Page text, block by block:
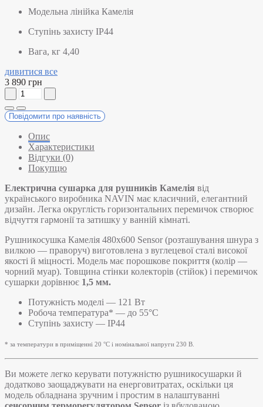
Модельна лінійка Камелія
Ступінь захисту IP44
Вага, кг 4,40
дивитися все
3 890 грн
Повідомити про наявність
Опис
Характеристики
Відгуки (0)
Покупцю
Електрична сушарка для рушників Камелія від
українського виробника NAVIN має класичний, елегантний
дизайн. Легка округлість горизонтальних перемичок створює
відчуття гармонії та затишку у ванній кімнаті.
Рушникосушка Камелія 480х600 Sensor (розташування шнура з
вилкою — праворуч) виготовлена з вуглецевої сталі високої
якості й міцності. Модель має порошкове покриття (колір —
чорний муар). Товщина стінки колекторів (стійок) і перемичок
сушарки дорівнює 1,5 мм.
Потужність моделі — 121 Вт
Робоча температура* — до 55°C
Ступінь захисту — IP44
* за температури в приміщенні 20 °С і номінальної напруги 230 В.
Ви можете легко керувати потужністю рушникосушарки й
додатково заощаджувати на енерговитратах, оскільки ця
модель обладнана зручним і простим в налаштуванні